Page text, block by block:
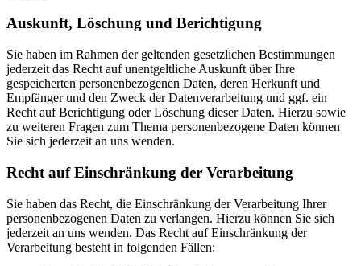
Auskunft, Löschung und Berichtigung
Sie haben im Rahmen der geltenden gesetzlichen Bestimmungen
jederzeit das Recht auf unentgeltliche Auskunft über Ihre
gespeicherten personenbezogenen Daten, deren Herkunft und
Empfänger und den Zweck der Datenverarbeitung und ggf. ein
Recht auf Berichtigung oder Löschung dieser Daten. Hierzu sowie
zu weiteren Fragen zum Thema personenbezogene Daten können
Sie sich jederzeit an uns wenden.
Recht auf Einschränkung der Verarbeitung
Sie haben das Recht, die Einschränkung der Verarbeitung Ihrer
personenbezogenen Daten zu verlangen. Hierzu können Sie sich
jederzeit an uns wenden. Das Recht auf Einschränkung der
Verarbeitung besteht in folgenden Fällen: